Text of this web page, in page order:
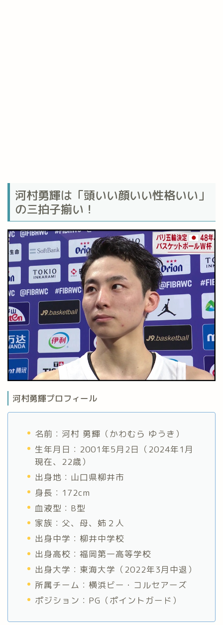
河村勇輝は「頭いい顔いい性格いい」
の三拍子揃い！
河村勇輝プロフィール
名前：河村 勇輝（かわむら ゆうき）
生年月日：2001年5月2日（2024年1月
現在、22歳）
出身地：山口県柳井市
身長：172cm
血液型：B型
家族：父、母、姉２人
出身中学：柳井中学校
出身高校：福岡第一高等学校
出身大学：東海大学（2022年3月中退）
所属チーム：横浜ビー・コルセアーズ
ポジション：PG（ポイントガード）